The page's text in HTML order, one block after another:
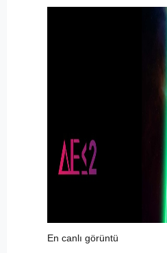
En canlı görüntü